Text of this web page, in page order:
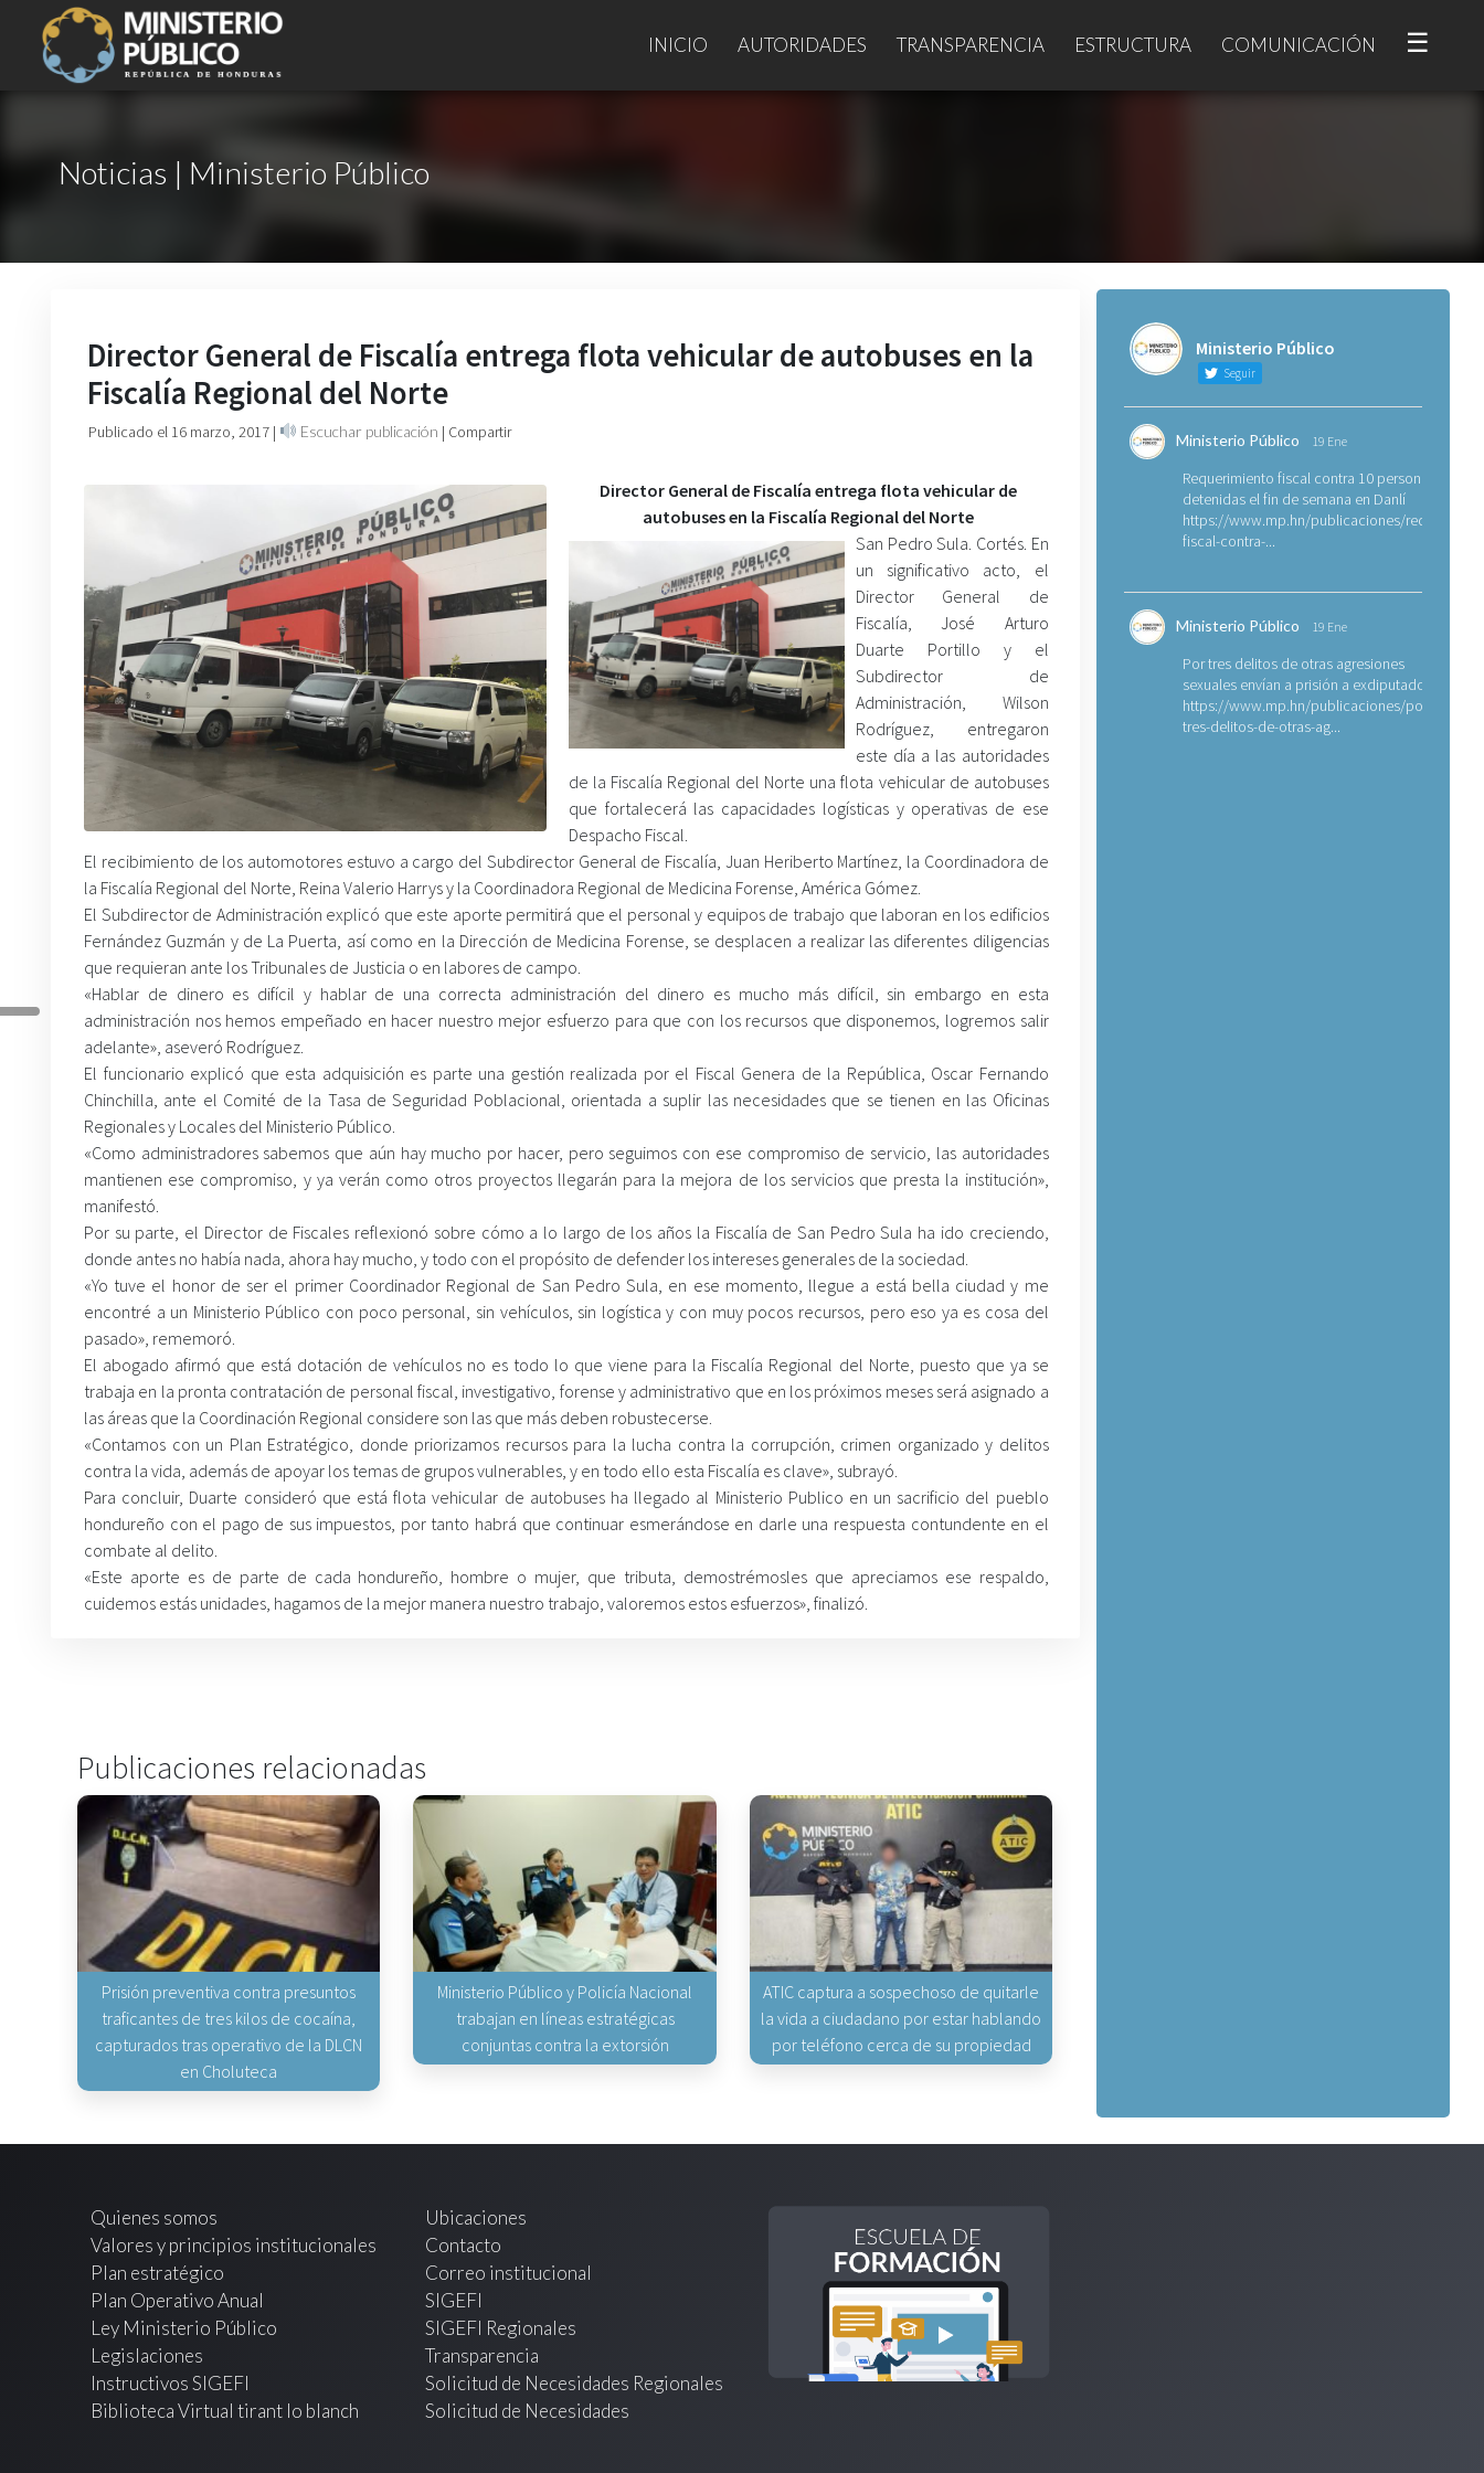
INICIO AUTORIDADES TRANSPARENCIA ESTRUCTURA COMUNICACIÓN ☰
Noticias | Ministerio Público
Director General de Fiscalía entrega flota vehicular de autobuses en la
Fiscalía Regional del Norte
Publicado el 16 marzo, 2017 | Escuchar publicación | Compartir
Director General de Fiscalía entrega flota vehicular de
autobuses en la Fiscalía Regional del Norte
San Pedro Sula. Cortés. En
un significativo acto, el
Director General de
Fiscalía, José Arturo
Duarte Portillo y el
Subdirector de
Administración, Wilson
Rodríguez, entregaron
este día a las autoridades
de la Fiscalía Regional del Norte una flota vehicular de autobuses
que fortalecerá las capacidades logísticas y operativas de ese
Despacho Fiscal.
El recibimiento de los automotores estuvo a cargo del Subdirector General de Fiscalía, Juan Heriberto Martínez, la Coordinadora de
la Fiscalía Regional del Norte, Reina Valerio Harrys y la Coordinadora Regional de Medicina Forense, América Gómez.
El Subdirector de Administración explicó que este aporte permitirá que el personal y equipos de trabajo que laboran en los edificios
Fernández Guzmán y de La Puerta, así como en la Dirección de Medicina Forense, se desplacen a realizar las diferentes diligencias
que requieran ante los Tribunales de Justicia o en labores de campo.
«Hablar de dinero es difícil y hablar de una correcta administración del dinero es mucho más difícil, sin embargo en esta
administración nos hemos empeñado en hacer nuestro mejor esfuerzo para que con los recursos que disponemos, logremos salir
adelante», aseveró Rodríguez.
El funcionario explicó que esta adquisición es parte una gestión realizada por el Fiscal Genera de la República, Oscar Fernando
Chinchilla, ante el Comité de la Tasa de Seguridad Poblacional, orientada a suplir las necesidades que se tienen en las Oficinas
Regionales y Locales del Ministerio Público.
«Como administradores sabemos que aún hay mucho por hacer, pero seguimos con ese compromiso de servicio, las autoridades
mantienen ese compromiso, y ya verán como otros proyectos llegarán para la mejora de los servicios que presta la institución»,
manifestó.
Por su parte, el Director de Fiscales reflexionó sobre cómo a lo largo de los años la Fiscalía de San Pedro Sula ha ido creciendo,
donde antes no había nada, ahora hay mucho, y todo con el propósito de defender los intereses generales de la sociedad.
«Yo tuve el honor de ser el primer Coordinador Regional de San Pedro Sula, en ese momento, llegue a está bella ciudad y me
encontré a un Ministerio Público con poco personal, sin vehículos, sin logística y con muy pocos recursos, pero eso ya es cosa del
pasado», rememoró.
El abogado afirmó que está dotación de vehículos no es todo lo que viene para la Fiscalía Regional del Norte, puesto que ya se
trabaja en la pronta contratación de personal fiscal, investigativo, forense y administrativo que en los próximos meses será asignado a
las áreas que la Coordinación Regional considere son las que más deben robustecerse.
«Contamos con un Plan Estratégico, donde priorizamos recursos para la lucha contra la corrupción, crimen organizado y delitos
contra la vida, además de apoyar los temas de grupos vulnerables, y en todo ello esta Fiscalía es clave», subrayó.
Para concluir, Duarte consideró que está flota vehicular de autobuses ha llegado al Ministerio Publico en un sacrificio del pueblo
hondureño con el pago de sus impuestos, por tanto habrá que continuar esmerándose en darle una respuesta contundente en el
combate al delito.
«Este aporte es de parte de cada hondureño, hombre o mujer, que tributa, demostrémosles que apreciamos ese respaldo,
cuidemos estás unidades, hagamos de la mejor manera nuestro trabajo, valoremos estos esfuerzos», finalizó.
Publicaciones relacionadas
Prisión preventiva contra presuntos
traficantes de tres kilos de cocaína,
capturados tras operativo de la DLCN
en Choluteca
Ministerio Público y Policía Nacional
trabajan en líneas estratégicas
conjuntas contra la extorsión
ATIC captura a sospechoso de quitarle
la vida a ciudadano por estar hablando
por teléfono cerca de su propiedad
Ministerio Público
Seguir
Ministerio Público 19 Ene
Requerimiento fiscal contra 10 personas
detenidas el fin de semana en Danlí
https://www.mp.hn/publicaciones/
fiscal-contra-...
Ministerio Público 19 Ene
Por tres delitos de otras agresiones
sexuales envían a prisión a exdiputado
https://www.mp.hn/publicaciones/por-
tres-delitos-de-otras-ag...
Quienes somos
Valores y principios institucionales
Plan estratégico
Plan Operativo Anual
Ley Ministerio Público
Legislaciones
Instructivos SIGEFI
Biblioteca Virtual tirant lo blanch
Ubicaciones
Contacto
Correo institucional
SIGEFI
SIGEFI Regionales
Transparencia
Solicitud de Necesidades Regionales
Solicitud de Necesidades